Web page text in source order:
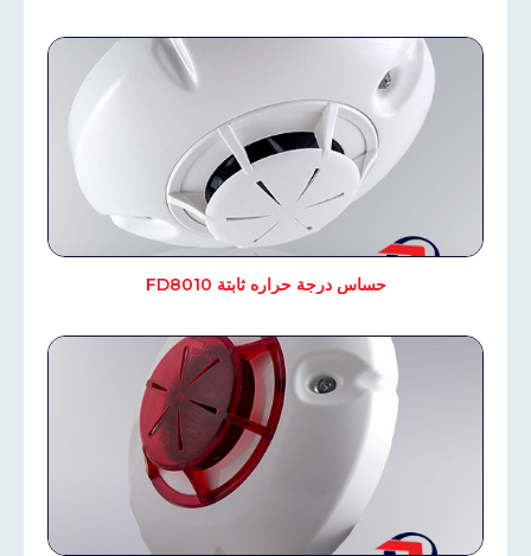
حساس درجة حراره ثابتة FD8010